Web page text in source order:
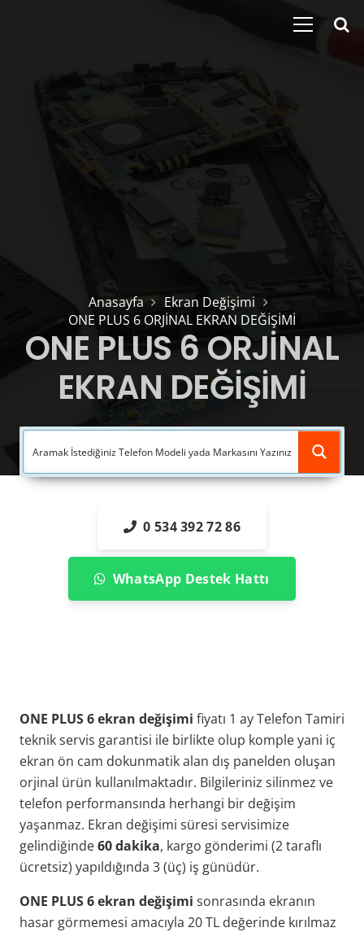
Anasayfa
Ekran Değişimi
ONE PLUS 6 ORJİNAL EKRAN DEĞİŞİMİ
ONE PLUS 6 ORJİNAL
EKRAN DEĞİŞİMİ
0 534 392 72 86
WhatsApp Destek Hattı
ONE PLUS 6 ekran değişimi fiyatı 1 ay Telefon Tamiri
teknik servis garantisi ile birlikte olup komple yani iç
ekran ön cam dokunmatik alan dış panelden oluşan
orjinal ürün kullanılmaktadır. Bilgileriniz silinmez ve
telefon performansında herhangi bir değişim
yaşanmaz. Ekran değişimi süresi servisimize
gelindiğinde60 dakika, kargo gönderimi (2 taraflı
ücretsiz) yapıldığında 3 (üç) iş günüdür.
ONE PLUS 6 ekran değişimi sonrasında ekranın
hasar görmemesi amacıyla 20 TL değerinde kırılmaz